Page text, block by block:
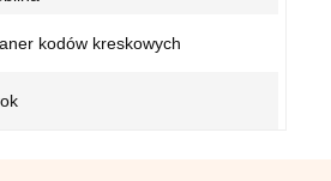
kodów kreskowych